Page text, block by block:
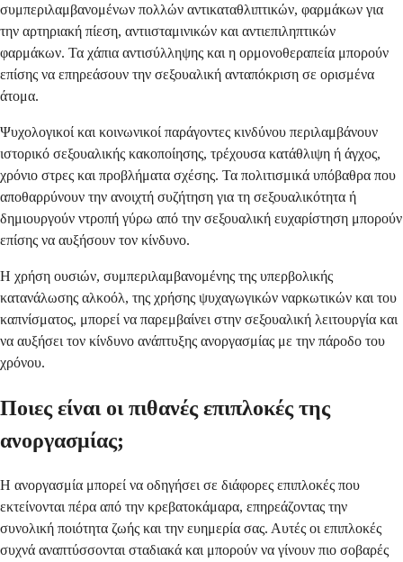
συμπεριλαμβανομένων πολλών αντικαταθλιπτικών, φαρμάκων για
την αρτηριακή πίεση, αντιισταμινικών και αντιεπιληπτικών
φαρμάκων. Τα χάπια αντισύλληψης και η ορμονοθεραπεία μπορούν
επίσης να επηρεάσουν την σεξουαλική ανταπόκριση σε ορισμένα
άτομα.
Ψυχολογικοί και κοινωνικοί παράγοντες κινδύνου περιλαμβάνουν
ιστορικό σεξουαλικής κακοποίησης, τρέχουσα κατάθλιψη ή άγχος,
χρόνιο στρες και προβλήματα σχέσης. Τα πολιτισμικά υπόβαθρα που
αποθαρρύνουν την ανοιχτή συζήτηση για τη σεξουαλικότητα ή
δημιουργούν ντροπή γύρω από την σεξουαλική ευχαρίστηση μπορούν
επίσης να αυξήσουν τον κίνδυνο.
Η χρήση ουσιών, συμπεριλαμβανομένης της υπερβολικής
κατανάλωσης αλκοόλ, της χρήσης ψυχαγωγικών ναρκωτικών και του
καπνίσματος, μπορεί να παρεμβαίνει στην σεξουαλική λειτουργία και
να αυξήσει τον κίνδυνο ανάπτυξης ανοργασμίας με την πάροδο του
χρόνου.
Ποιες είναι οι πιθανές επιπλοκές της
ανοργασμίας;
Η ανοργασμία μπορεί να οδηγήσει σε διάφορες επιπλοκές που
εκτείνονται πέρα από την κρεβατοκάμαρα, επηρεάζοντας την
συνολική ποιότητα ζωής και την ευημερία σας. Αυτές οι επιπλοκές
συχνά αναπτύσσονται σταδιακά και μπορούν να γίνουν πιο σοβαρές